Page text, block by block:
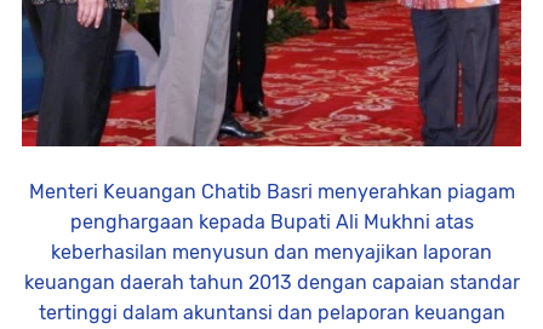
Menteri Keuangan Chatib Basri menyerahkan piagam
penghargaan kepada Bupati Ali Mukhni atas
keberhasilan menyusun dan menyajikan laporan
keuangan daerah tahun 2013 dengan capaian standar
tertinggi dalam akuntansi dan pelaporan keuangan